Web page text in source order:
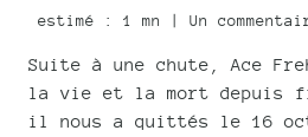
estimé : 1 mn | Un
Suite à une chute, Ace
la vie et la mort depuis
il nous a quittés le 16